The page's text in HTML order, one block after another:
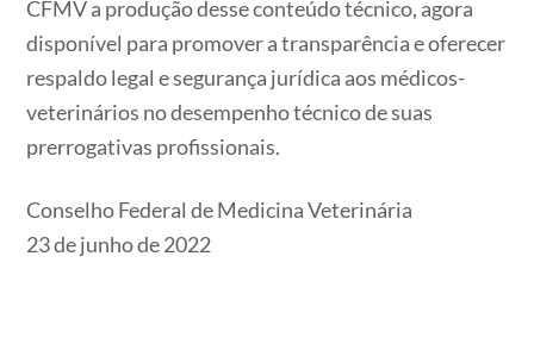
CFMV a produção desse conteúdo técnico, agora
disponível para promover a transparência e oferecer
respaldo legal e segurança jurídica aos médicos-
veterinários no desempenho técnico de suas
prerrogativas profissionais.
Conselho Federal de Medicina Veterinária
23 de junho de 2022